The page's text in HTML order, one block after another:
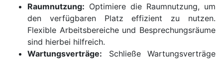
Raumnutzung: Optimiere die Raumnutzung, um
den verfügbaren Platz effizient zu nutzen.
Flexible Arbeitsbereiche und Besprechungsräume
sind hierbei hilfreich.
Wartungsverträge: Schließe Wartungsverträge